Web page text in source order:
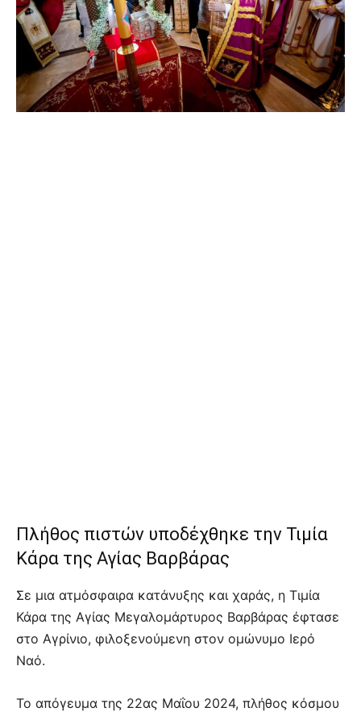
Πλήθος πιστών υποδέχθηκε την Τιμία
Κάρα της Αγίας Βαρβάρας
Σε μια ατμόσφαιρα κατάνυξης και χαράς, η Τιμία
Κάρα της Αγίας Μεγαλομάρτυρος Βαρβάρας έφτασε
στο Αγρίνιο, φιλοξενούμενη στον ομώνυμο Ιερό
Ναό.
Το απόγευμα της 22ας Μαΐου 2024, πλήθος κόσμου